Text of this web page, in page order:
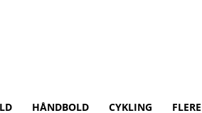
HÅNDBOLD CYKLING